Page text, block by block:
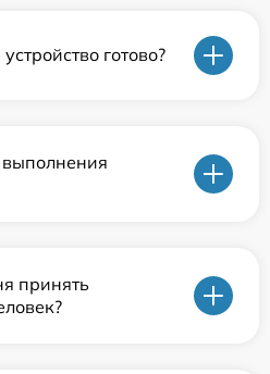
готово?
выполнения
принять